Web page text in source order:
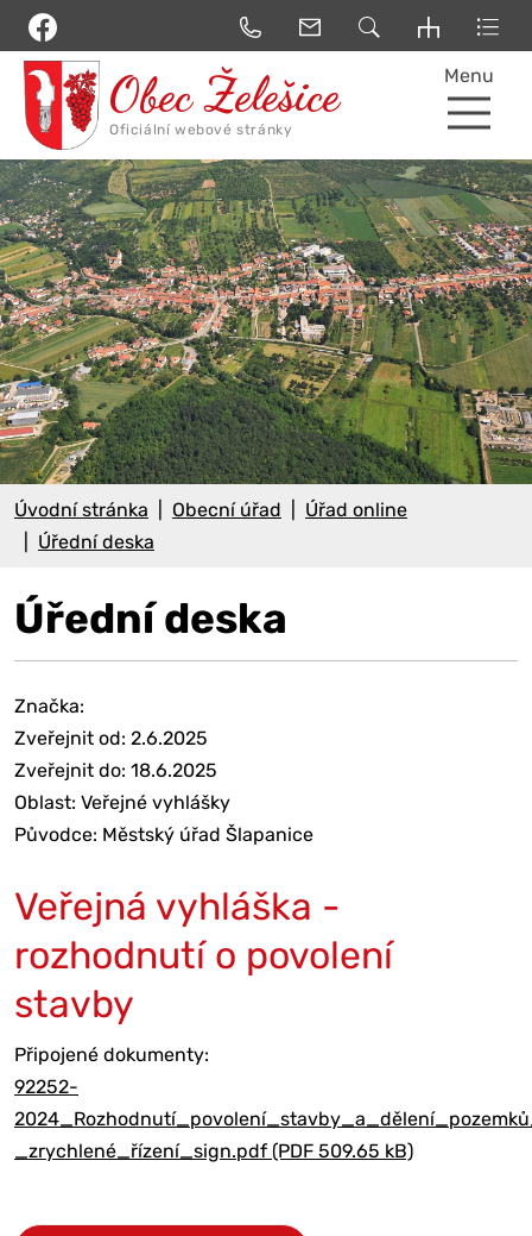
Menu
Úvodní stránka Obecní úřad
Úřad online
Úřední deska
Úřední deska
Značka:
Zveřejnit od: 2.6.2025
Zveřejnit do: 18.6.2025
Oblast: Veřejné vyhlášky
Původce: Městský úřad Šlapanice
Veřejná vyhláška -
rozhodnutí o povolení
stavby
Připojené dokumenty:
92252-
_zrychlené_řízení_sign.pdf (PDF 509.65 kB)